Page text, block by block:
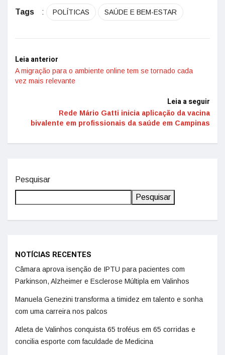
Tags : POLÍTICAS SAÚDE E BEM-ESTAR
Leia anterior
A migração para o ambiente online tem se tornado cada
vez mais relevante
Leia a seguir
Rede Mário Gatti inicia aplicação da vacina
bivalente em profissionais da saúde em Campinas
Pesquisar
Pesquisar
NOTÍCIAS RECENTES
Câmara aprova isenção de IPTU para pacientes com
Parkinson, Alzheimer e Esclerose Múltipla em Valinhos
Manuela Genezini transforma a timidez em talento e sonha
com uma carreira nos palcos
Atleta de Valinhos conquista 65 troféus em 65 corridas e
concilia esporte com faculdade de Medicina